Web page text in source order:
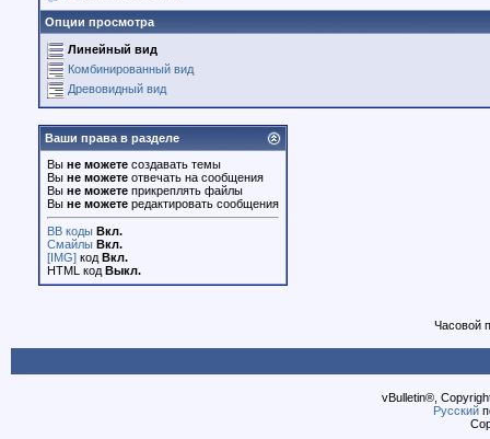
Опции просмотра
Линейный вид
Комбинированный вид
Древовидный вид
Ваши права в разделе
Вы не можете создавать темы
Вы не можете отвечать на сообщения
Вы не можете прикреплять файлы
Вы не можете редактировать сообщения
BB коды Вкл.
Смайлы Вкл.
[IMG] код Вкл.
HTML код Выкл.
Часовой
vBulletin®,
Русский